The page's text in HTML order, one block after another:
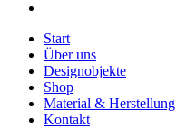
Start
Über uns
Designobjekte
Shop
Material & Herstellung
Kontakt